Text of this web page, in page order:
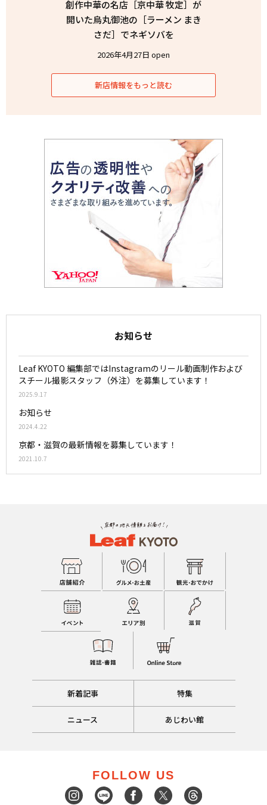
創作中華の名店［京中華 牧定］が
開いた烏丸御池の［ラーメン まき
さだ］でネギソバを
2026年4月27日 open
新店情報をもっと読む
お知らせ
Leaf KYOTO 編集部ではInstagramのリール動画制作および
スチール撮影スタッフ（外注）を募集しています！
2025.9.17
お知らせ
2024.4.22
京都・滋賀の最新情報を募集しています！
2021.10.7
新着記事 特集
ニュース あじわい館
FOLLOW US